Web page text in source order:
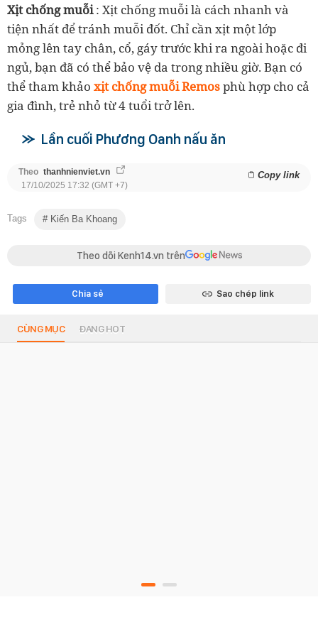
Xịt chống muỗi: Xịt chống muỗi là cách nhanh và
tiện nhất để tránh muỗi đốt. Chỉ cần xịt một lớp
mỏng lên tay chân, cổ, gáy trước khi ra ngoài hoặc đi
ngủ, bạn đã có thể bảo vệ da trong nhiều giờ. Bạn có
thể tham khảo xịt chống muỗi Remosphù hợp cho cả
gia đình, trẻ nhỏ từ 4 tuổi trở lên.
Lần cuối Phương Oanh nấu ăn
Theo thanhnienviet.vn Copy link
17/10/2025 17:32 (GMT +7)
Tags Kiến Ba Khoang
Theo dõi Kenh14.vn trên
Chia sẻ Sao chép link
CÙNG MỤC ĐANG HOT